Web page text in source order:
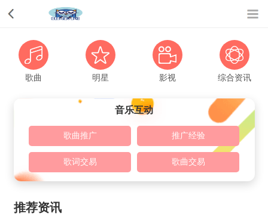
歌曲 明星 影视 综合资讯
音乐互动
歌曲推广 推广经验
歌词交易 歌曲交易
推荐资讯